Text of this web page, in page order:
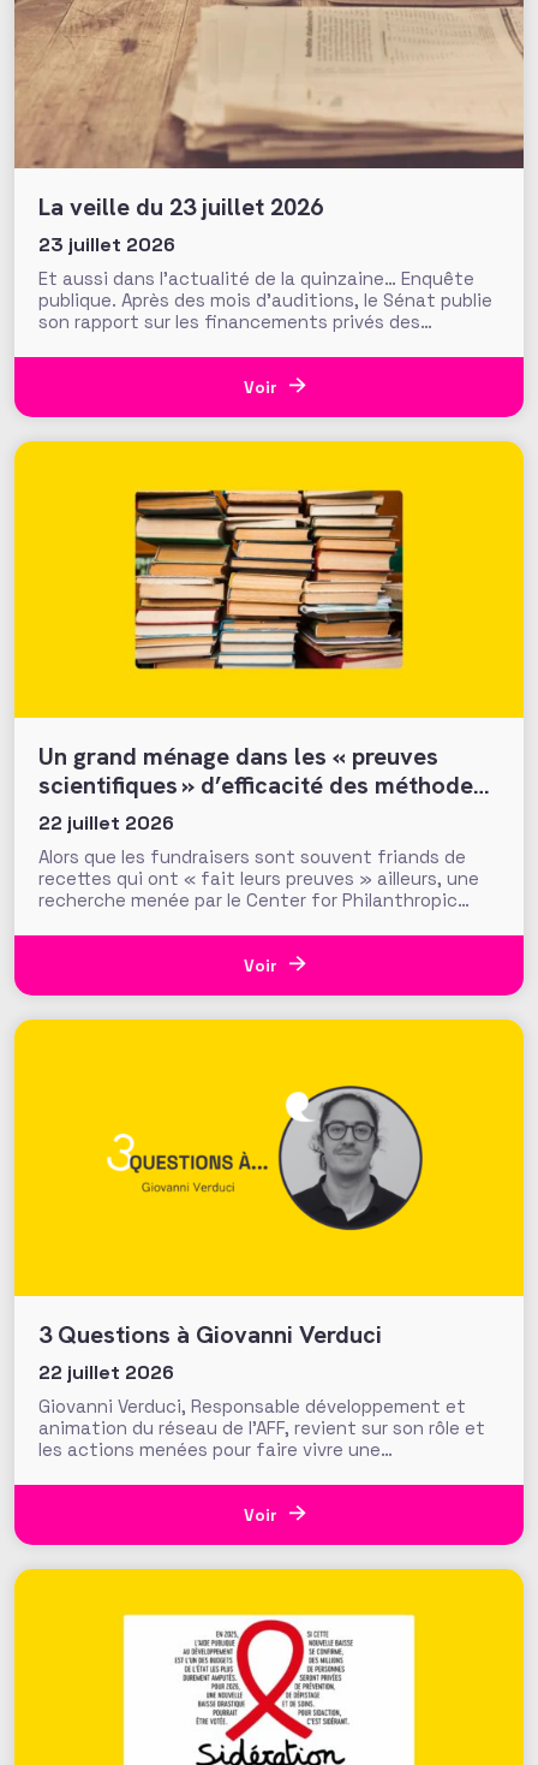
La veille du 23 juillet 2026
23 juillet 2026
Et aussi dans l’actualité de la quinzaine… Enquête
publique. Après des mois d’auditions, le Sénat publie
son rapport sur les financements privés des
influence croissante dans les domaines de l’intérêt
général. Fonds de dotation dormants, fondations
Voir
Un grand ménage dans les « preuves
scientifiques » d’efficacité des méthodes
et tactiques de collecte…
22 juillet 2026
Alors que les fundraisers sont souvent friands de
recettes qui ont « fait leurs preuves » ailleurs, une
recherche menée par le Center for Philanthropic
question cruciale : la recherche académique sur la
générosité apporte-t-elle des preuves solides pour
Voir
3 Questions à Giovanni Verduci
22 juillet 2026
Giovanni Verduci, Responsable développement et
animation du réseau de l’AFF, revient sur son rôle et
les actions menées pour faire vivre une
L’AFF c’est une équipe, mais c’est aussi et surtout
un réseau. Vous, nos 1350 adhérents, faites la
Voir